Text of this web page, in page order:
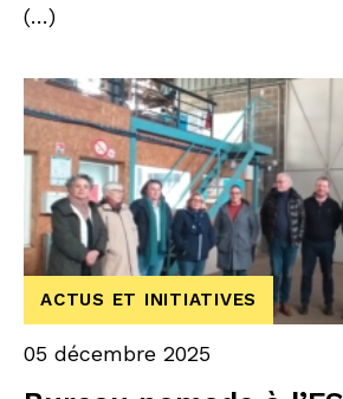
(…)
ACTUS ET INITIATIVES
05 décembre 2025